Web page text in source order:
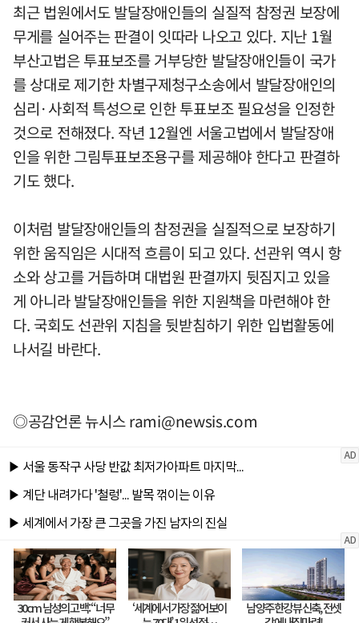
최근 법원에서도 발달장애인들의 실질적 참정권 보장에
무게를 실어주는 판결이 잇따라 나오고 있다. 지난 1월
부산고법은 투표보조를 거부당한 발달장애인들이 국가
를 상대로 제기한 차별구제청구소송에서 발달장애인의
심리·사회적 특성으로 인한 투표보조 필요성을 인정한
것으로 전해졌다. 작년 12월엔 서울고법에서 발달장애
인을 위한 그림투표보조용구를 제공해야 한다고 판결하
기도 했다.
이처럼 발달장애인들의 참정권을 실질적으로 보장하기
위한 움직임은 시대적 흐름이 되고 있다. 선관위 역시 항
소와 상고를 거듭하며 대법원 판결까지 뒷짐지고 있을
게 아니라 발달장애인들을 위한 지원책을 마련해야 한
다. 국회도 선관위 지침을 뒷받침하기 위한 입법활동에
나서길 바란다.
◎공감언론 뉴시스rami@newsis.com